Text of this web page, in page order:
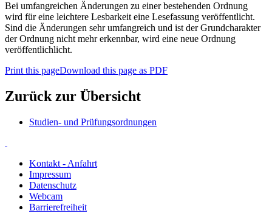
Bei umfangreichen Änderungen zu einer bestehenden Ordnung
wird für eine leichtere Lesbarkeit eine Lesefassung veröffentlicht.
Sind die Änderungen sehr umfangreich und ist der Grundcharakter
der Ordnung nicht mehr erkennbar, wird eine neue Ordnung
veröffentlichlicht.
Print this pageDownload this page as PDF
Zurück zur Übersicht
Studien- und Prüfungsordnungen
Kontakt - Anfahrt
Impressum
Datenschutz
Webcam
Barrierefreiheit